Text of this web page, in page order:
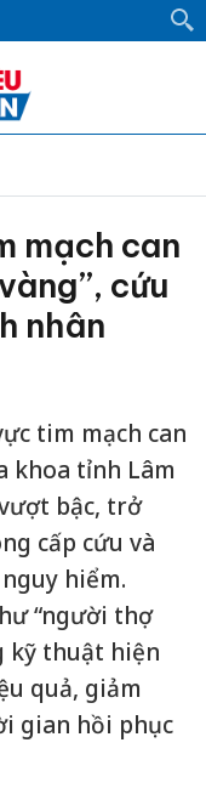
mạch can
cứu
nhân
tim mạch can
khoa tỉnh Lâm
bậc, trở
cấp cứu và
hiểm.
“người thợ
kỹ thuật hiện
quả, giảm
gian hồi phục